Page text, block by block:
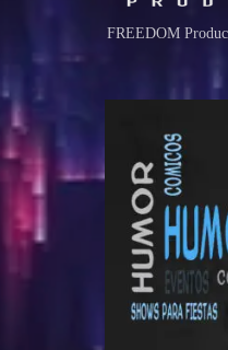
FREEDOM